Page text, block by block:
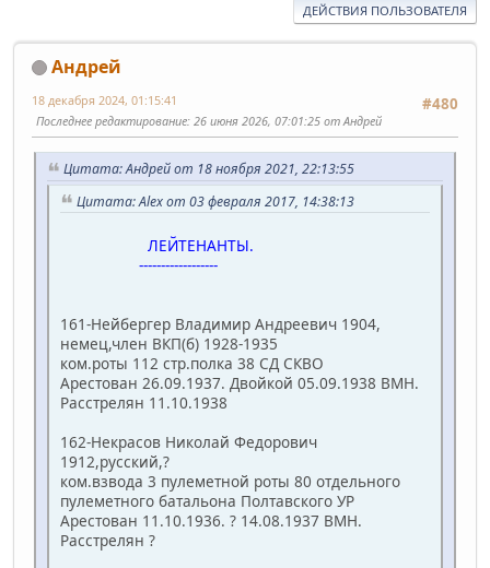
ДЕЙСТВИЯ ПОЛЬЗОВАТЕЛЯ
Андрей
#480
18 декабря 2024, 01:15:41
Последнее редактирование: 26 июня 2026, 07:01:25 от Андрей
Цитата: Андрей от 18 ноября 2021, 22:13:55
Цитата: Alex от 03 февраля 2017, 14:38:13
ЛЕЙТЕНАНТЫ.
------------------
161-Нейбергер Владимир Андреевич 1904,
немец,член ВКП(б) 1928-1935
ком.роты 112 стр.полка 38 СД СКВО
Арестован 26.09.1937. Двойкой 05.09.1938 ВМН.
Расстрелян 11.10.1938
162-Некрасов Николай Федорович
1912,русский,?
ком.взвода 3 пулеметной роты 80 отдельного
пулеметного батальона Полтавского УР
Арестован 11.10.1936. ? 14.08.1937 ВМН.
Расстрелян ?